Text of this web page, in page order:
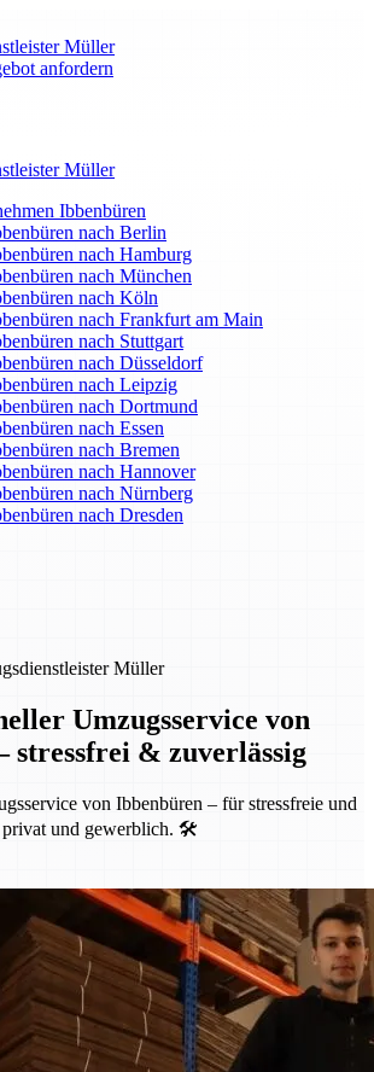
Müller
anfordern
Müller
Ibbenbüren
nach Berlin
nach Hamburg
nach München
nach Köln
nach Frankfurt am Main
nach Stuttgart
nach Düsseldorf
nach Leipzig
nach Dortmund
nach Essen
nach Bremen
nach Hannover
nach Nürnberg
nach Dresden
Müller
Umzugsservice von
stressfrei & zuverlässig
von Ibbenbüren – für stressfreie und
und gewerblich. 🛠️